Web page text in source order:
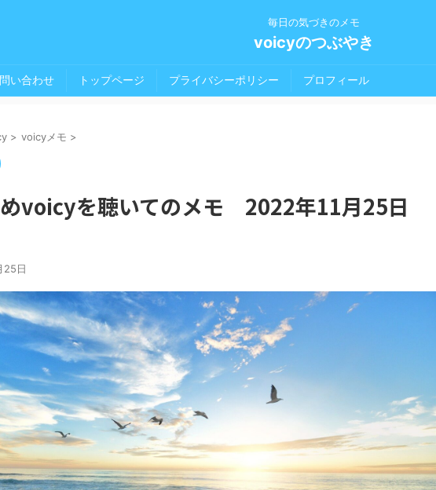
毎日の気づきのメモ
voicyのつぶやき
い合わせ トップページ プライバシーポリシー プロフィール
> voicyメモ >
voicyを聴いてのメモ 2022年11月25日
25日